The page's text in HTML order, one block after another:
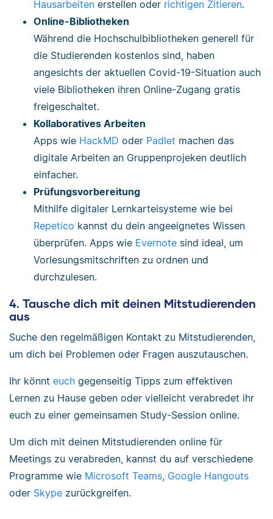
Hausarbeiten erstellen oder richtigen Zitieren.
Online-Bibliotheken
Während die Hochschulbibliotheken generell für
die Studierenden kostenlos sind, haben
angesichts der aktuellen Covid-19-Situation auch
viele Bibliotheken ihren Online-Zugang gratis
freigeschaltet.
Kollaboratives Arbeiten
Apps wie HackMD oder Padlet machen das
digitale Arbeiten an Gruppenprojeken deutlich
einfacher.
Prüfungsvorbereitung
Mithilfe digitaler Lernkarteisysteme wie bei
Repetico kannst du dein angeeignetes Wissen
überprüfen. Apps wie Evernote sind ideal, um
Vorlesungsmitschriften zu ordnen und
durchzulesen.
4. Tausche dich mit deinen Mitstudierenden
aus
Suche den regelmäßigen Kontakt zu Mitstudierenden,
um dich bei Problemen oder Fragen auszutauschen.
Ihr könnt euch gegenseitig Tipps zum effektiven
Lernen zu Hause geben oder vielleicht verabredet ihr
euch zu einer gemeinsamen Study-Session online.
Um dich mit deinen Mitstudierenden online für
Meetings zu verabreden, kannst du auf verschiedene
Programme wie Microsoft Teams Google Hangouts
oder Skype zurückgreifen.